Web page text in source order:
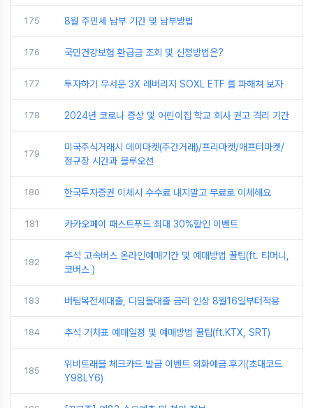
175 8월 주민세 납부 기간 및 납부방법
176 국민건강보험 환급금 조회 및 신청방법은?
177 투자하기 무서운 3X 레버리지 SOXL ETF 를 파해쳐 보자
178 2024년 코로나 증상 및 어린이집 학교 회사 권고 격리 기간
179
미국주식거래시 데이마켓(주간거래)/프리마켓/애프터마켓/
정규장 시간과 블루오션
180 한국투자증권 이체시 수수료 내지말고 무료로 이체해요
181 카카오페이 패스트푸드 최대 30%할인 이벤트
182
추석 고속버스 온라인예매기간 및 예매방법 꿀팁(ft. 티머니,
코버스 )
183 버팀목전세대출, 디딤돌대출 금리 인상 8월16일부터적용
184 추석 기차표 예매일정 및 예매방법 꿀팁(ft.KTX, SRT)
185
위비트래블 체크카드 발급 이벤트 외화예금 후기(초대코드
Y98LY6)